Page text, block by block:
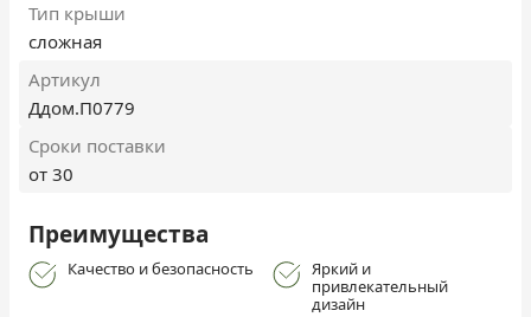
Тип крыши
сложная
Артикул
Ддом.П0779
Сроки поставки
от 30
Преимущества
Качество и безопасность
Яркий и
привлекательный
дизайн